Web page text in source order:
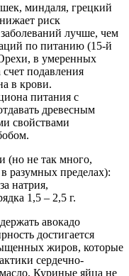
миндаля, грецкий
риск
лучше, чем
по питанию (15-й
в умеренных
подавления
в крови.
питания с
древесным
свойствами
(но не так много,
разумных пределах):
натрия,
1,5 – 2,5 г.
авокадо
достигается
жиров, которые
сердечно-
Куриные яйца не